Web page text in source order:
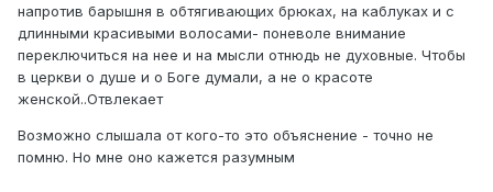
напротив барышня в обтягивающих брюках, на каблуках и с
длинными красивыми волосами- поневоле внимание
переключиться на нее и на мысли отнюдь не духовные. Чтобы
в церкви о душе и о Боге думали, а не о красоте
женской..Отвлекает
Возможно слышала от кого-то это объяснение - точно не
помню. Но мне оно кажется разумным